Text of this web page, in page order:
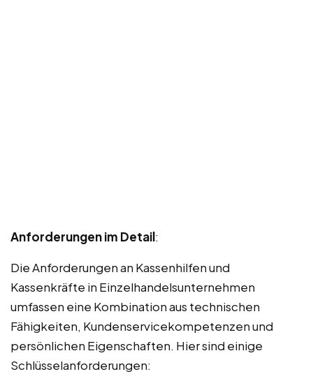
Anforderungen im Detail:
Die Anforderungen an Kassenhilfen und
Kassenkräfte in Einzelhandelsunternehmen
umfassen eine Kombination aus technischen
Fähigkeiten, Kundenservicekompetenzen und
persönlichen Eigenschaften. Hier sind einige
Schlüsselanforderungen: